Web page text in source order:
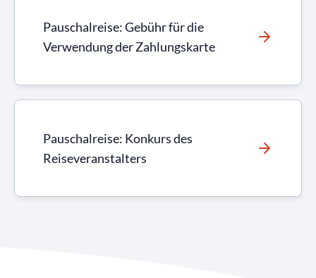
Pauschalreise: Gebühr für die
Verwendung der Zahlungskarte
Pauschalreise: Konkurs des
Reiseveranstalters